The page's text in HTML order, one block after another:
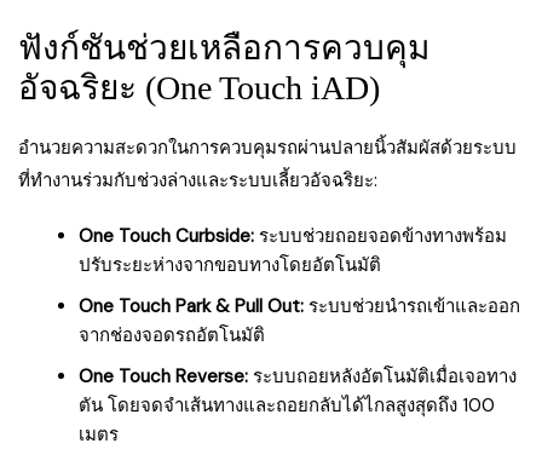
ฟังก์ชันช่วยเหลือการควบคุม
อัจฉริยะ (One Touch iAD)
อำนวยความสะดวกในการควบคุมรถผ่านปลายนิ้วสัมผัสด้วยระบบ
ที่ทำงานร่วมกับช่วงล่างและระบบเลี้ยวอัจฉริยะ:
One Touch Curbside: ระบบช่วยถอยจอดข้างทางพร้อม
ปรับระยะห่างจากขอบทางโดยอัตโนมัติ
One Touch Park & Pull Out: ระบบช่วยนำรถเข้าและออก
จากช่องจอดรถอัตโนมัติ
One Touch Reverse: ระบบถอยหลังอัตโนมัติเมื่อเจอทาง
ตัน โดยจดจำเส้นทางและถอยกลับได้ไกลสูงสุดถึง 100
เมตร